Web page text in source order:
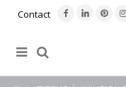
Contact